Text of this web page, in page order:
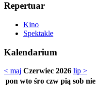
Repertuar
Kino
Spektakle
Kalendarium
< maj Czerwiec 2026 lip >
pon wto śro czw pią sob nie